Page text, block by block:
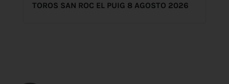
TOROS SAN ROC EL PUIG 8 AGOSTO 2026